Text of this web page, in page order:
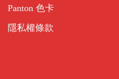
Panton 色卡
隱私權條款